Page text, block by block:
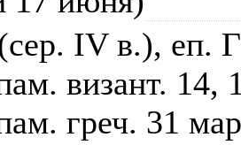
IV в.), еп.
визант. 14,
греч. 31